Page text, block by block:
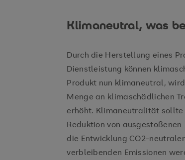
Klimaneutral, was
Durch die Herstellung eines
Dienstleistung können
Produkt nun klimaneutral,
Menge an klimaschädlichen
erhöht. Klimaneutralität
Reduktion von
die Entwicklung CO2-
verbleibenden Emissionen